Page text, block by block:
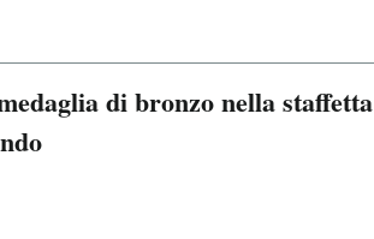
di bronzo nella staffetta